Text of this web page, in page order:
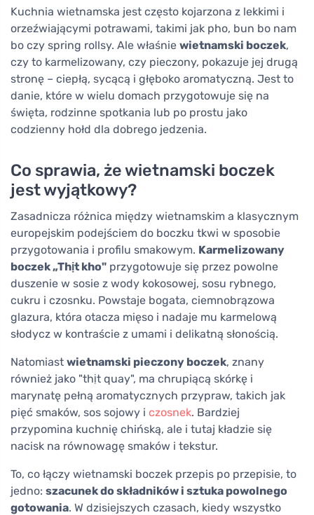
Kuchnia wietnamska jest często kojarzona z lekkimi i
orzeźwiającymi potrawami, takimi jak pho, bun bo nam
bo czy spring rollsy. Ale właśnie wietnamski boczek,
czy to karmelizowany, czy pieczony, pokazuje jej drugą
stronę – ciepłą, sycącą i głęboko aromatyczną. Jest to
danie, które w wielu domach przygotowuje się na
święta, rodzinne spotkania lub po prostu jako
codzienny hołd dla dobrego jedzenia.
Co sprawia, że wietnamski boczek
jest wyjątkowy?
Zasadnicza różnica między wietnamskim a klasycznym
europejskim podejściem do boczku tkwi w sposobie
przygotowania i profilu smakowym. Karmelizowany
boczek „Thịt kho" przygotowuje się przez powolne
duszenie w sosie z wody kokosowej, sosu rybnego,
cukru i czosnku. Powstaje bogata, ciemnobrązowa
glazura, która otacza mięso i nadaje mu karmelową
słodycz w kontraście z umami i delikatną słonością.
Natomiast wietnamski pieczony boczek, znany
również jako "thịt quay", ma chrupiącą skórkę i
marynatę pełną aromatycznych przypraw, takich jak
pięć smaków, sos sojowy i czosnek. Bardziej
przypomina kuchnię chińską, ale i tutaj kładzie się
nacisk na równowagę smaków i tekstur.
To, co łączy wietnamski boczek przepis po przepisie, to
jedno: szacunek do składników i sztuka powolnego
gotowania. W dzisiejszych czasach, kiedy wszystko